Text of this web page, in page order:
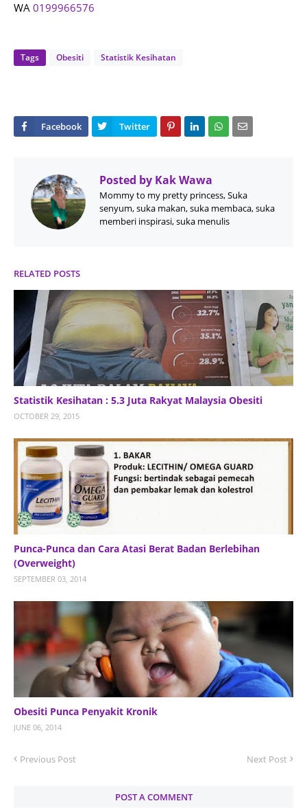
WA 0199966576
Tags Obesiti Statistik Kesihatan
Posted by Kak Wawa
Mommy to my pretty princess, Suka
senyum, suka makan, suka membaca, suka
memberi inspirasi, suka menulis
RELATED POSTS
Statistik Kesihatan : 5.3 Juta Rakyat Malaysia Obesiti
OCTOBER 29, 2015
Punca-Punca dan Cara Atasi Berat Badan Berlebihan
(Overweight)
SEPTEMBER 03, 2014
Obesiti Punca Penyakit Kronik
JUNE 06, 2014
Previous Post Next Post
POST A COMMENT